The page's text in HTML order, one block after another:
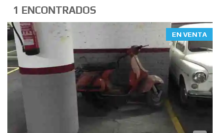
1 ENCONTRADOS
EN VENTA